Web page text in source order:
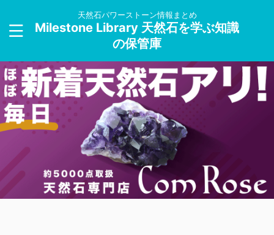
天然石パワーストーン情報まとめ
Milestone Library 天然石を学ぶ知識
の保管庫